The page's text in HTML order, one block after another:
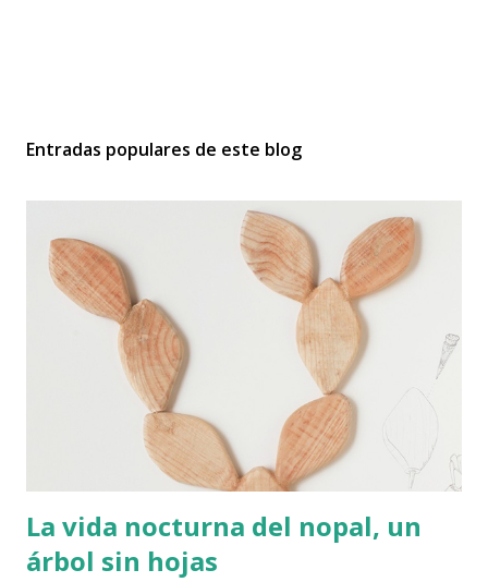
Entradas populares de este blog
La vida nocturna del nopal, un
árbol sin hojas